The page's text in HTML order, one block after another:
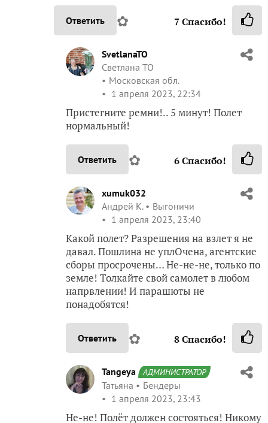
Ответить ✿ 7Спасибо!
SvetlanaTO
Светлана ТО
Московская обл.
1 апреля 2023, 22:34
Пристегните ремни!.. 5 минут! Полет
нормальный!
Ответить ✿ 6Спасибо!
xumuk032
Андрей К.
Выгоничи
1 апреля 2023, 23:40
Какой полет? Разрешения на взлет я не
давал. Пошлина не уплОчена, агентские
сборы просрочены… Не-не-не, только по
земле! Толкайте свой самолет в любом
напрвлении! И парашюты не
понадобятся!
Ответить ✿ 8Спасибо!
Tangeya АДМИНИСТРАТОР
Татьяна
Бендеры
1 апреля 2023, 23:43
Не-не! Полёт должен состояться! Никому